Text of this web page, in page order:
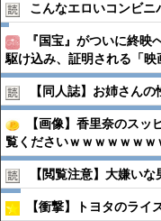
こんなエロいコンビニ
『国宝』がついに終
駆け込み、証明される「映
【同人誌】お姉さん
【画像】香里奈のス
覧くださいｗｗｗｗｗｗｗ
【閲覧注意】大嫌い
【衝撃】トヨタのライ